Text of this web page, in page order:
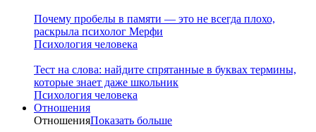
Почему пробелы в памяти — это не всегда плохо,
раскрыла психолог Мерфи
Психология человека
Тест на слова: найдите спрятанные в буквах термины,
которые знает даже школьник
Психология человека
Отношения
ОтношенияПоказать больше